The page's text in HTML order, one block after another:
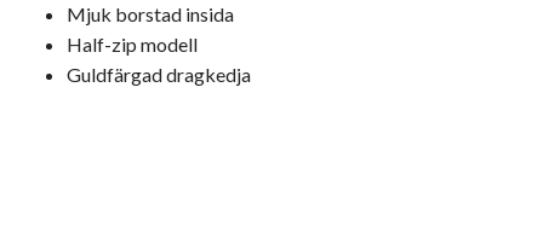
Mjuk borstad insida
Half-zip modell
Guldfärgad dragkedja